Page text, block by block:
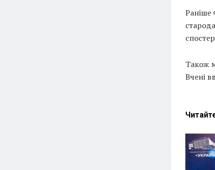
Раніше
Також
Вчені